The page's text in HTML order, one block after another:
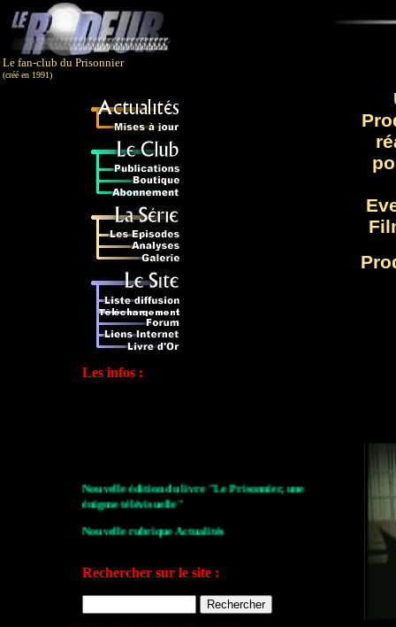
Le fan-club du Prisonnier
(créé en 1991)
Les infos :
Nouvelle édition du livre "Le Prisonnier, une
énigme télévisuelle"
Nouvelle rubrique Actualités
Le plan du site
Rechercher sur le site :